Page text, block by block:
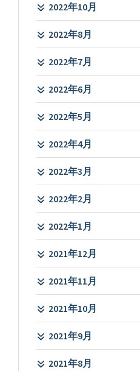
2022年10月
2022年8月
2022年7月
2022年6月
2022年5月
2022年4月
2022年3月
2022年2月
2022年1月
2021年12月
2021年11月
2021年10月
2021年9月
2021年8月